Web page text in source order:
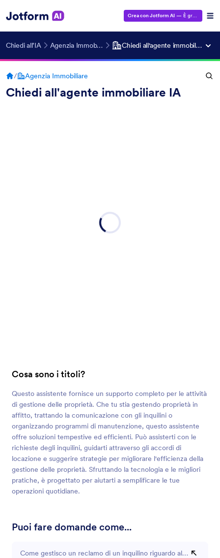
Crea con Jotform AI — È gratuito!
Chiedi all’IA Agenzia Immobiliare Chiedi all'agente immobiliare IA
/ Agenzia Immobiliare
Chiedi all'agente immobiliare IA
Cosa sono i titoli?
Questo assistente fornisce un supporto completo per le attività
di gestione delle proprietà. Che tu stia gestendo proprietà in
affitto, trattando la comunicazione con gli inquilini o
organizzando programmi di manutenzione, questo assistente
offre soluzioni tempestive ed efficienti. Può assisterti con le
richieste degli inquilini, guidarti attraverso gli accordi di
locazione e suggerire strategie per migliorare l'efficienza della
gestione delle proprietà. Sfruttando la tecnologia e le migliori
pratiche, è progettato per aiutarti a semplificare le tue
operazioni quotidiane.
Puoi fare domande come...
Come gestisco un reclamo di un inquilino riguardo alla